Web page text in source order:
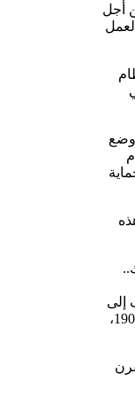
أجل
1848).. لإقامة نظام
وضع
هذه
إلى
قصر الحرملك بالجيزة – في أواخر عهد الخديو إسماعيل – ثم نقل إلى مكانه الحالي بميدان التحرير.. في عهد الخديو عباس حلمي الثاني عام 1902،